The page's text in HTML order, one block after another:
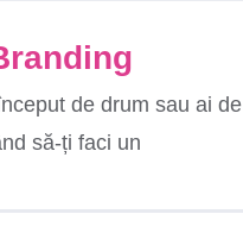
de drum sau ai de
să-ți faci un